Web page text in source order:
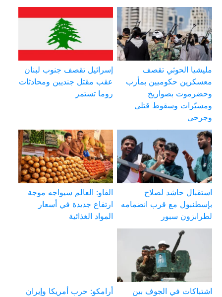
مليشيا الحوثي تقصف
معسكرين حكوميين بمأرب
وحضرموت بصواريخ
ومسيّرات وسقوط قتلى
وجرحى
إسرائيل تقصف جنوب لبنان
عقب مقتل جنديين ومحادثات
روما تستمر
استقبال حاشد لصلاح
بإسطنبول مع قرب انضمامه
لطرابزون سبور
الفاو: العالم سيواجه موجة
ارتفاع جديدة في أسعار
المواد الغذائية
اشتباكات في الجوف بين
أرامكو: حرب أمريكا وإيران